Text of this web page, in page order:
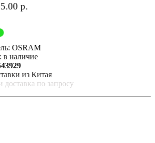
р.
OSRAM
в наличие
из Китая
по запросу